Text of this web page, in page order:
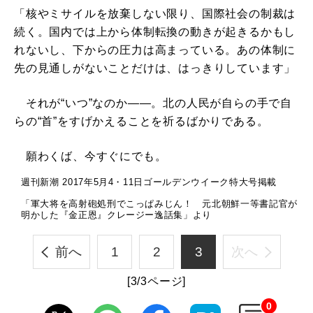
「核やミサイルを放棄しない限り、国際社会の制裁は
続く。国内では上から体制転換の動きが起きるかもし
れないし、下からの圧力は高まっている。あの体制に
先の見通しがないことだけは、はっきりしています」
それが“いつ”なのか――。北の人民が自らの手で自
らの“首”をすげかえることを祈るばかりである。
願わくば、今すぐにでも。
週刊新潮 2017年5月4・11日ゴールデンウイーク特大号掲載
「軍大将を高射砲処刑でこっぱみじん！ 元北朝鮮一等書記官が
明かした『金正恩』クレージー逸話集」より
前へ 1 2 3 次へ
[3/3ページ]
0